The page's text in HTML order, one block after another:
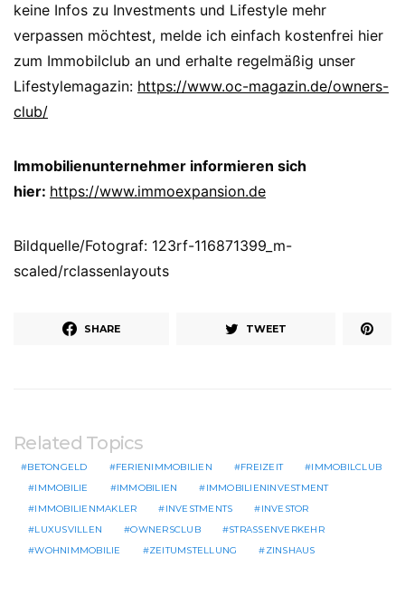
keine Infos zu Investments und Lifestyle mehr
verpassen möchtest, melde ich einfach kostenfrei hier
zum Immobilclub an und erhalte regelmäßig unser
Lifestylemagazin: https://www.oc-magazin.de/owners-
club/
Immobilienunternehmer informieren sich
hier: https://www.immoexpansion.de
Bildquelle/Fotograf: 123rf-116871399_m-
scaled/rclassenlayouts
SHARE TWEET
Related Topics
BETONGELD FERIENIMMOBILIEN FREIZEIT
IMMOBILCLUB
IMMOBILIE
IMMOBILIEN
IMMOBILIENINVESTMENT
IMMOBILIENMAKLER
INVESTMENTS
INVESTOR
LUXUSVILLEN
OWNERSCLUB
STRASSENVERKEHR
WOHNIMMOBILIE
ZEITUMSTELLUNG ZINSHAUS